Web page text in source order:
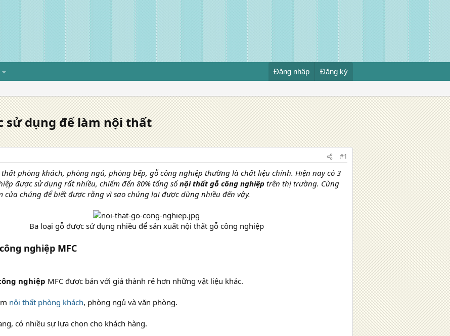
Đăng nhập Đăng ký
sử dụng để làm nội thất
#1
phòng khách, phòng ngủ, phòng bếp, gỗ công nghiệp thường là chất liệu chính. Hiện nay có 3
được sử dụng rất nhiều, chiếm đến 80% tổng sốnội thất gỗ công nghiệp trên thị trường. Cùng
của chúng để biết được rằng vì sao chúng lại được dùng nhiều đến vậy.
Ba loại gỗ được sử dụng nhiều để sản xuất nội thất gỗ công nghiệp
nghiệp MFC
nghiệp MFC được bán với giá thành rẻ hơn những vật liệu khác.
nội thất phòng khách, phòng ngủ và văn phòng.
có nhiều sự lựa chọn cho khách hàng.